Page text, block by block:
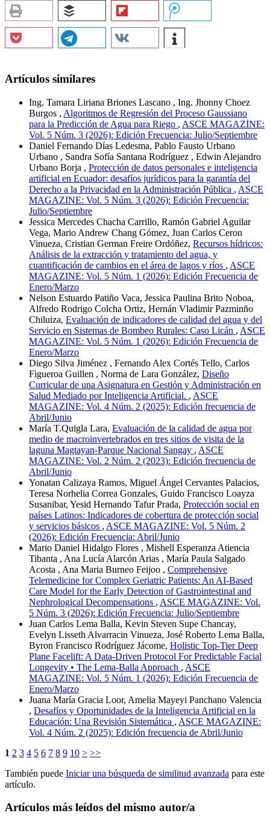
Artículos similares
Ing. Tamara Liriana Briones Lascano , Ing. Jhonny Choez
Burgos , Algoritmos de Regresión del Proceso Gaussiano
para la Predicción de Agua para Riego , ASCE MAGAZINE:
Vol. 5 Núm. 3 (2026): Edición Frecuencia: Julio/Septiembre
Daniel Fernando Días Ledesma, Pablo Fausto Urbano
Urbano , Sandra Sofía Santana Rodríguez , Edwin Alejandro
Urbano Borja , Protección de datos personales e inteligencia
artificial en Ecuador: desafíos jurídicos para la garantía del
Derecho a la Privacidad en la Administración Pública , ASCE
MAGAZINE: Vol. 5 Núm. 3 (2026): Edición Frecuencia:
Julio/Septiembre
Jessica Mercedes Chacha Carrillo, Ramón Gabriel Aguilar
Vega, Mario Andrew Chang Gómez, Juan Carlos Ceron
Vinueza, Cristian German Freire Ordóñez, Recursos hídricos:
Análisis de la extracción y tratamiento del agua, y
cuantificación de cambios en el área de lagos y ríos , ASCE
MAGAZINE: Vol. 5 Núm. 1 (2026): Edición Frecuencia de
Enero/Marzo
Nelson Estuardo Patiño Vaca, Jessica Paulina Brito Noboa,
Alfredo Rodrigo Colcha Ortiz, Hernán Vladimir Pazminño
Chiluiza, Evaluación de indicadores de calidad del agua y del
Servicio en Sistemas de Bombeo Rurales: Caso Licán , ASCE
MAGAZINE: Vol. 5 Núm. 1 (2026): Edición Frecuencia de
Enero/Marzo
Diego Silva Jiménez , Fernando Alex Cortés Tello, Carlos
Figueroa Guillen , Norma de Lara González, Diseño
Curricular de una Asignatura en Gestión y Administración en
Salud Mediado por Inteligencia Artificial. , ASCE
MAGAZINE: Vol. 4 Núm. 2 (2025): Edición frecuencia de
Abril/Junio
María T.Quigla Lara, Evaluación de la calidad de agua por
medio de macroinvertebrados en tres sitios de visita de la
laguna Magtayan-Parque Nacional Sangay , ASCE
MAGAZINE: Vol. 2 Núm. 2 (2023): Edición frecuencia de
Abril/Junio
Yonatan Calizaya Ramos, Miguel Ángel Cervantes Palacios,
Teresa Norhelia Correa Gonzales, Guido Francisco Loayza
Susanibar, Yesid Hernando Tafur Prada, Protección social en
países Latinos: Indicadores de cobertura de protección social
y servicios básicos , ASCE MAGAZINE: Vol. 5 Núm. 2
(2026): Edición Frecuencia: Abril/Junio
Mario Daniel Hidalgo Flores , Mishell Esperanza Atiencia
Tibanta , Ana Lucía Alarcón Arias , María Paula Salgado
Acosta , Ana Maria Burneo Feijoo , Comprehensive
Telemedicine for Complex Geriatric Patients: An AI-Based
Care Model for the Early Detection of Gastrointestinal and
Nephrological Decompensations , ASCE MAGAZINE: Vol.
5 Núm. 3 (2026): Edición Frecuencia: Julio/Septiembre
Juan Carlos Lema Balla, Kevin Steven Supe Chancay,
Evelyn Lisseth Alvarracin Vinueza, José Roberto Lema Balla,
Byron Francisco Rodríguez Jácome, Holistic Top-Tier Deep
Plane Facelift: A Data-Driven Protocol For Predictable Facial
Longevity • The Lema-Balla Approach , ASCE
MAGAZINE: Vol. 5 Núm. 1 (2026): Edición Frecuencia de
Enero/Marzo
Juana María Gracia Loor, Amelia Mayeyi Panchano Valencia
, Desafíos y Oportunidades de la Inteligencia Artificial en la
Educación: Una Revisión Sistemática , ASCE MAGAZINE:
Vol. 4 Núm. 2 (2025): Edición frecuencia de Abril/Junio
1 2 3 4 5 6 7 8 9 10 > >>
También puede Iniciar una búsqueda de similitud avanzada para este
artículo.
Artículos más leídos del mismo autor/a